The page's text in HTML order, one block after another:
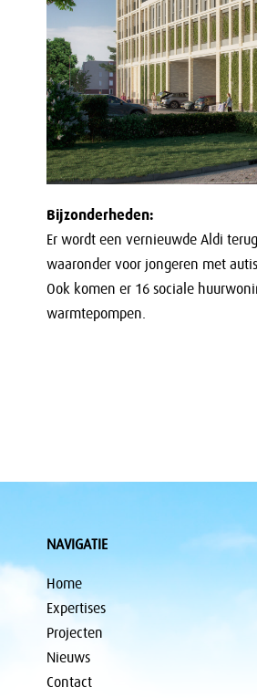
Bijzonderheden:
Er wordt een vernieuwde Aldi
waaronder voor jongeren met
Ook komen er 16 sociale
warmtepompen.
NAVIGATIE
Home
Expertises
Projecten
Nieuws
Contact